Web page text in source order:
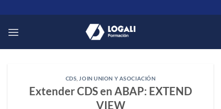
al
contenido
CDS JOIN UNION Y ASOCIACIÓN
Extender CDS en ABAP: EXTEND
VIEW